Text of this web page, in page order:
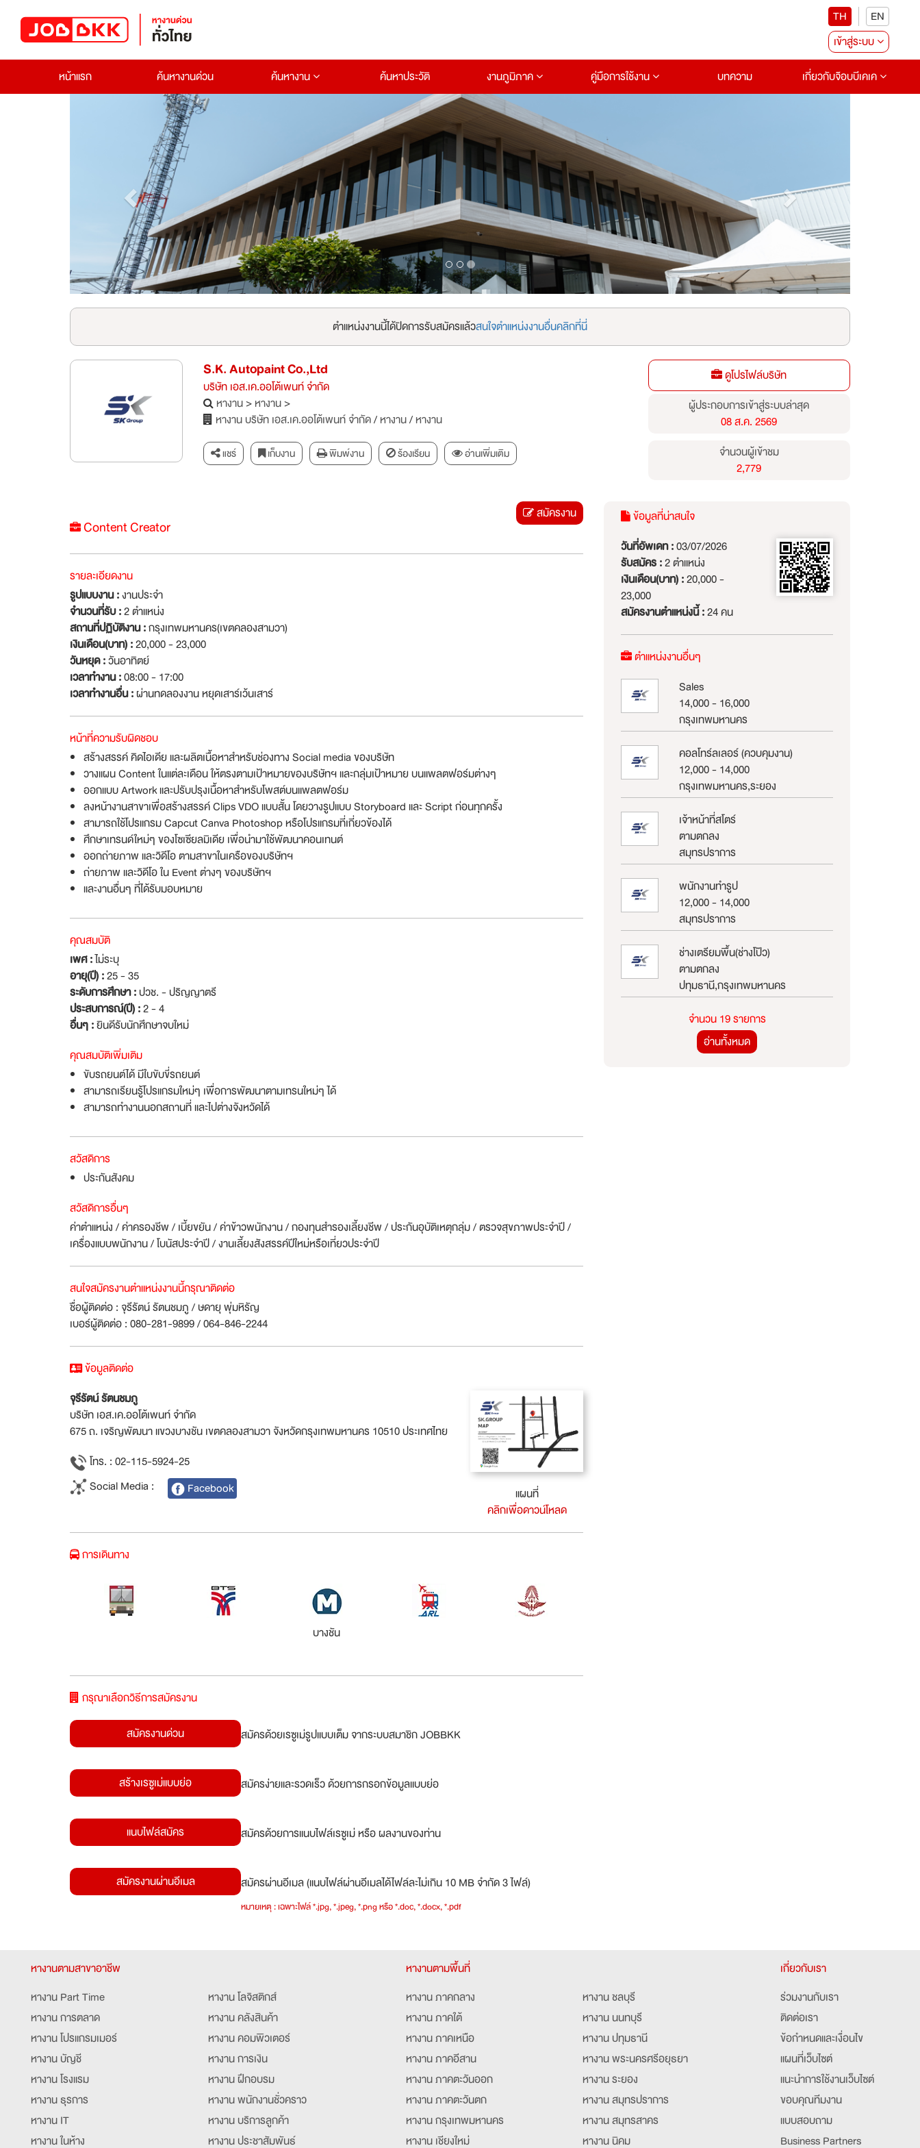
TH
EN
เข้าสู่ระบบ
หน้าแรก
ค้นหางานด่วน ค้นหางาน ค้นหาประวัติ งานภูมิภาค คู่มือการใช้งาน บทความ เกี่ยวกับจ๊อบบีเคเค
Previous
ตำแหน่งงานนี้ได้ปิดการรับสมัครแล้วสนใจตำแหน่งงานอื่นคลิกที่นี่
S.K. Autopaint Co.,Ltd
บริษัท เอส.เค.ออโต้เพนท์ จำกัด
หางาน>หางาน>
หางาน บริษัท เอส.เค.ออโต้เพนท์ จำกัด/หางาน/หางาน
แชร์ เก็บงาน พิมพ์งาน ร้องเรียน อ่านเพิ่มเติม
ดูโปรไฟล์บริษัท
ผู้ประกอบการเข้าสู่ระบบล่าสุด
08 ส.ค. 2569
จำนวนผู้เข้าชม
2,779
Content Creator
สมัครงาน
รายละเอียดงาน
รูปแบบงาน :งานประจำ
จำนวนที่รับ :2 ตำแหน่ง
สถานที่ปฏิบัติงาน :กรุงเทพมหานคร(เขตคลองสามวา)
เงินเดือน(บาท) :20,000 - 23,000
วันหยุด :วันอาทิตย์
เวลาทำงาน :08:00 - 17:00
เวลาทำงานอื่น :ผ่านทดลองงาน หยุดเสาร์เว้นเสาร์
หน้าที่ความรับผิดชอบ
สร้างสรรค์ คิดไอเดีย และผลิตเนื้อหาสำหรับช่องทาง Social media ของบริษัท
วางแผน Content ในแต่ละเดือน ให้ตรงตามเป้าหมายของบริษัทฯ และกลุ่มเป้าหมาย บนแพลตฟอร์มต่างๆ
ออกแบบ Artwork และปรับปรุงเนื้อหาสำหรับโพสต์บนแพลตฟอร์ม
ลงหน้างานสาขาเพื่อสร้างสรรค์ Clips VDO แบบสั้น โดยวางรูปแบบ Storyboard และ Script ก่อนทุกครั้ง
สามารถใช้โปรแกรม Capcut Canva Photoshop หรือโปรแกรมที่เกี่ยวข้องได้
ศึกษาเทรนด์ใหม่ๆ ของโซเซียลมิเดีย เพื่อนำมาใช้พัฒนาคอนเทนต์
ออกถ่ายภาพ และวิดีโอ ตามสาขาในเครือของบริษัทฯ
ถ่ายภาพ และวิดีโอ ใน Event ต่างๆ ของบริษัทฯ
และงานอื่นๆ ที่ได้รับมอบหมาย
คุณสมบัติ
เพศ :ไม่ระบุ
อายุ(ปี) :25 - 35
ระดับการศึกษา :ปวช. - ปริญญาตรี
ประสบการณ์(ปี) :2 - 4
อื่นๆ :ยินดีรับนักศึกษาจบใหม่
คุณสมบัติเพิ่มเติม
ขับรถยนต์ได้ มีใบขับขี่รถยนต์
สามารถเรียนรู้โปรแกรมใหม่ๆ เพื่อการพัฒนาตามเทรนใหม่ๆ ได้
สามารถทำงานนอกสถานที่ และไปต่างจังหวัดได้
สวัสดิการ
ประกันสังคม
สวัสดิการอื่นๆ
ค่าตำแหน่ง / ค่าครองชีพ / เบี้ยขยัน / ค่าข้าวพนักงาน / กองทุนสำรองเลี้ยงชีพ / ประกันอุบัติเหตุกลุ่ม / ตรวจสุขภาพประจำปี /
เครื่องแบบพนักงาน / โบนัสประจำปี / งานเลี้ยงสังสรรค์ปีใหม่หรือเที่ยวประจำปี
สนใจสมัครงานตำแหน่งงานนี้กรุณาติดต่อ
ชื่อผู้ติดต่อ : จุรีรัตน์ รัตนชมภู / ษดายุ พุ่มหิรัญ
เบอร์ผู้ติดต่อ : 080-281-9899 / 064-846-2244
ข้อมูลที่น่าสนใจ
วันที่อัพเดท :03/07/2026
รับสมัคร :2 ตำแหน่ง
เงินเดือน(บาท) :20,000 -
23,000
สมัครงานตำแหน่งนี้ :24 คน
ตำแหน่งงานอื่นๆ
Sales
14,000 - 16,000
กรุงเทพมหานคร
คอลโทร์ลเลอร์ (ควบคุมงาน)
12,000 - 14,000
กรุงเทพมหานคร,ระยอง
เจ้าหน้าที่สโตร์
ตามตกลง
สมุทรปราการ
พนักงานทำรูป
12,000 - 14,000
สมุทรปราการ
ช่างเตรียมพื้น(ช่างโป๊ว)
ตามตกลง
ปทุมธานี,กรุงเทพมหานคร
จำนวน 19 รายการ
อ่านทั้งหมด
ข้อมูลติดต่อ
จุรีรัตน์ รัตนชมภู
บริษัท เอส.เค.ออโต้เพนท์ จำกัด
675 ถ. เจริญพัฒนา แขวงบางชัน เขตคลองสามวา จังหวัดกรุงเทพมหานคร 10510 ประเทศไทย
โทร. : 02-115-5924-25
Social Media :
Facebook
แผนที่
คลิกเพื่อดาวน์โหลด
การเดินทาง
บางชัน
กรุณาเลือกวิธีการสมัครงาน
สมัครงานด่วน
สมัครด้วยเรซูเม่รูปแบบเต็ม จากระบบสมาชิก JOBBKK
สร้างเรซูเม่แบบย่อ สมัครง่ายและรวดเร็ว ด้วยการกรอกข้อมูลแบบย่อ
แนบไฟล์สมัคร สมัครด้วยการแนบไฟล์เรซูเม่ หรือ ผลงานของท่าน
สมัครงานผ่านอีเมล สมัครผ่านอีเมล (แนบไฟล์ผ่านอีเมลได้ไฟล์ละไม่เกิน 10 MB จำกัด 3 ไฟล์)
หมายเหตุ : เฉพาะไฟล์ *.jpg, *.jpeg, *.png หรือ *.doc, *.docx, *.pdf
หางานตามสาขาอาชีพ
หางาน Part Time
หางาน การตลาด
หางาน โปรแกรมเมอร์
หางาน บัญชี
หางาน โรงแรม
หางาน ธุรการ
หางาน IT
หางาน ในห้าง
หางาน โลจิสติกส์
หางาน คลังสินค้า
หางาน คอมพิวเตอร์
หางาน การเงิน
หางาน ฝึกอบรม
หางาน พนักงานชั่วคราว
หางาน บริการลูกค้า
หางาน ประชาสัมพันธ์
หางานตามพื้นที่
หางาน ภาคกลาง
หางาน ภาคใต้
หางาน ภาคเหนือ
หางาน ภาคอีสาน
หางาน ภาคตะวันออก
หางาน ภาคตะวันตก
หางาน กรุงเทพมหานคร
หางาน เชียงใหม่
หางาน ชลบุรี
หางาน นนทบุรี
หางาน ปทุมธานี
หางาน พระนครศรีอยุธยา
หางาน ระยอง
หางาน สมุทรปราการ
หางาน สมุทรสาคร
หางาน นิคม
เกี่ยวกับเรา
ร่วมงานกับเรา
ติดต่อเรา
ข้อกำหนดและเงื่อนไข
แผนที่เว็บไซต์
แนะนำการใช้งานเว็บไซต์
ขอบคุณทีมงาน
แบบสอบถาม
Business Partners